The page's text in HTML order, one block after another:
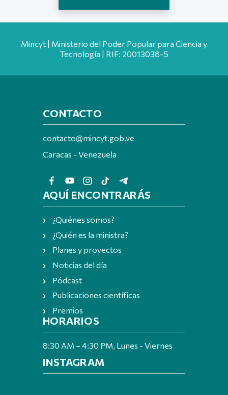
Mincyt | Ministerio del Poder Popular para Ciencia y
Tecnología | RIF: 20013038-5
CONTACTO
contacto@mincyt.gob.ve
Caracas - Venezuela
AQUÍ ENCONTRARÁS
¿Quiénes somos?
¿Quién es la ministra?
Planes y proyectos
Noticias del día
Pódcast
Publicaciones científicas
Premios
HORARIOS
8:30 AM – 4:30 PM, Lunes - Viernes
INSTAGRAM